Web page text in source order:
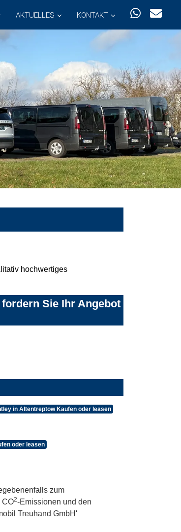
AKTUELLES KONTAKT
hochwertiges
Sie Ihr Angebot
in Altentreptow Kaufen oder leasen
oder leasen
zum
CO2-Emissionen und den
Treuhand GmbH'